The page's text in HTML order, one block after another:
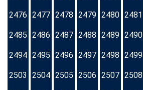
2476 2477 2478 2479 2480 2481
2485 2486 2487 2488 2489 2490
2494 2495 2496 2497 2498 2499
2503 2504 2505 2506 2507 2508